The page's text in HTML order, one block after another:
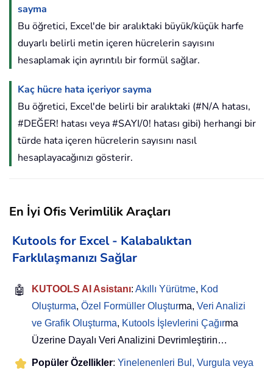
sayma
Bu öğretici, Excel'de bir aralıktaki büyük/küçük harfe
duyarlı belirli metin içeren hücrelerin sayısını
hesaplamak için ayrıntılı bir formül sağlar.
Kaç hücre hata içeriyor sayma
Bu öğretici, Excel'de belirli bir aralıktaki (#N/A hatası,
#DEĞER! hatası veya #SAYI/0! hatası gibi) herhangi bir
türde hata içeren hücrelerin sayısını nasıl
hesaplayacağınızı gösterir.
En İyi Ofis Verimlilik Araçları
Kutools for Excel - Kalabalıktan
Farklılaşmanızı Sağlar
🤖 KUTOOLS AI Asistanı: Akıllı Yürütme, Kod
Oluşturma, Özel Formüller Oluşturma, Veri Analizi
ve Grafik Oluşturma, Kutools İşlevlerini Çağırma
Üzerine Dayalı Veri Analizini Devrimleştirin…
Popüler Özellikler: Yinelenenleri Bul, Vurgula veya